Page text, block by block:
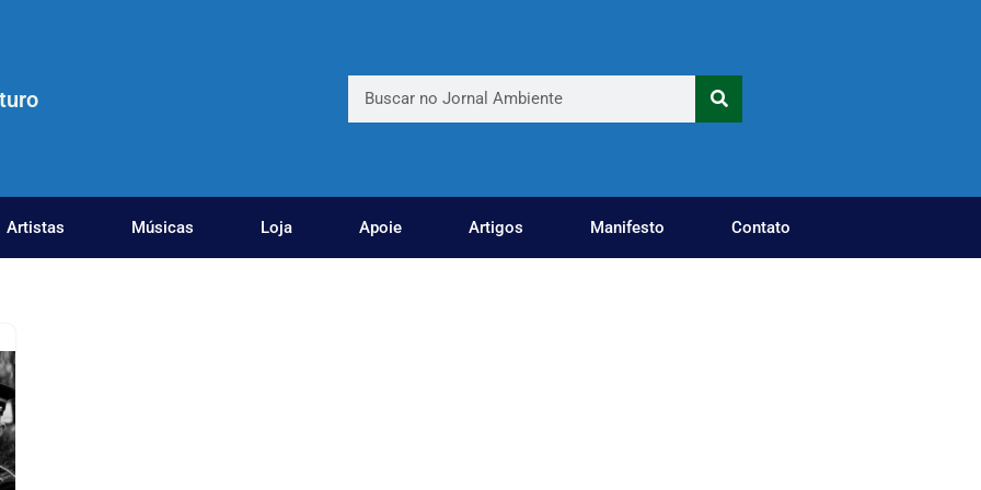
Artistas Músicas Loja Apoie Artigos Manifesto Contato